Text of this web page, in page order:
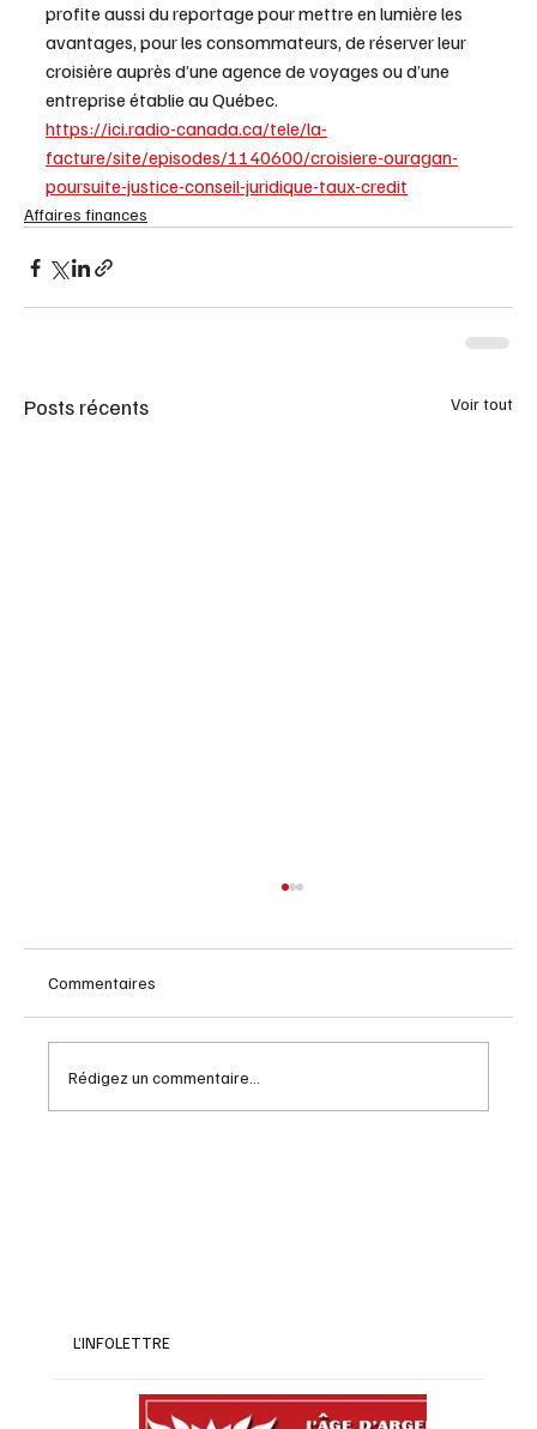
profite aussi du reportage pour mettre en lumière les
avantages, pour les consommateurs, de réserver leur
croisière auprès d’une agence de voyages ou d’une
entreprise établie au Québec.
https://ici.radio-canada.ca/tele/la-
facture/site/episodes/1140600/croisiere-ouragan-
poursuite-justice-conseil-juridique-taux-credit
Affaires finances
Posts récents Voir tout
Commentaires
Rédigez un commentaire...
L’INFOLETTRE